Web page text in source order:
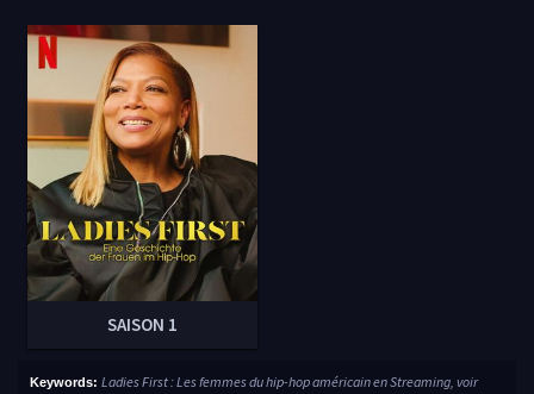
SAISON 1
Keywords: Ladies First : Les femmes du hip-hop américain en Streaming, voir